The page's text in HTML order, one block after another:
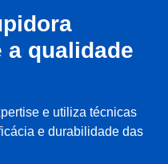
a qualidade
e utiliza técnicas
e durabilidade das